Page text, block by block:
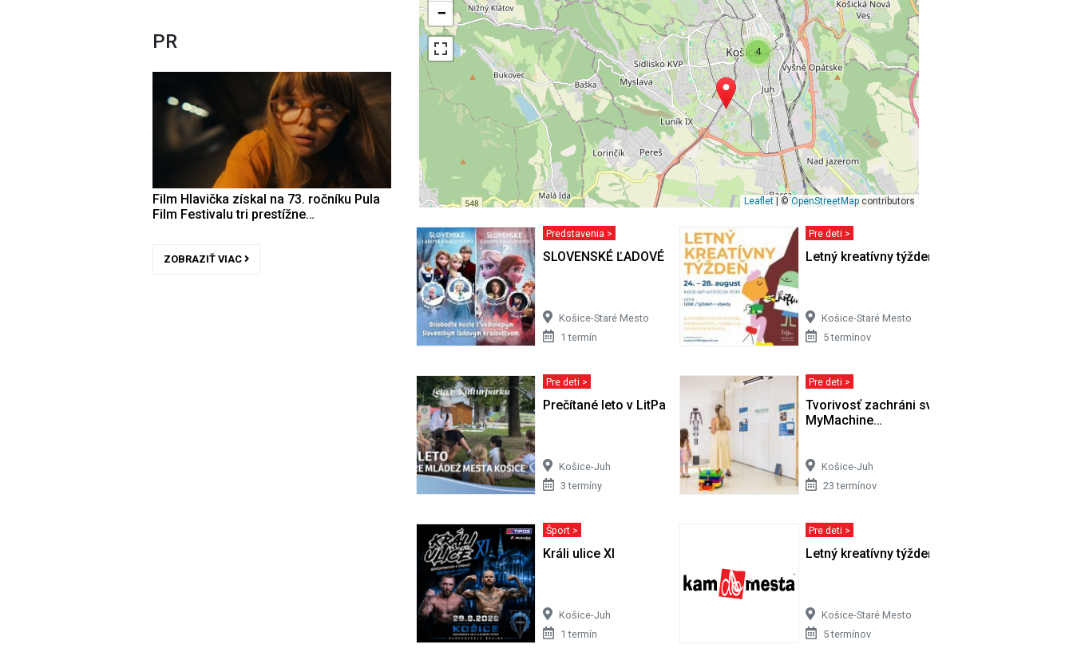
PR
Film Hlavička získal na 73. ročníku Pula
Film Festivalu tri prestížne…
ZOBRAZIŤ VIAC
4
−
Leaflet| ©OpenStreetMap contributors
Predstavenia >
SLOVENSKÉ ĽADOVÉ KRÁĽOVSTVO
Košice-Staré Mesto
1 termín
Pre deti >
Letný kreatívny týždeň
Košice-Staré Mesto
5 termínov
Pre deti >
Prečítané leto v LitParku | Leto v…
Košice-Juh
3 termíny
Pre deti >
Tvorivosť zachráni svet - výstava
MyMachine…
Košice-Juh
23 termínov
Šport >
Králi ulice XI
Košice-Juh
1 termín
Pre deti >
Letný kreatívny týždeň
Košice-Staré Mesto
5 termínov